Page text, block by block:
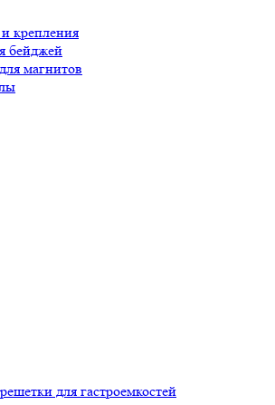
крепления
бейджей
магнитов
для гастроемкостей